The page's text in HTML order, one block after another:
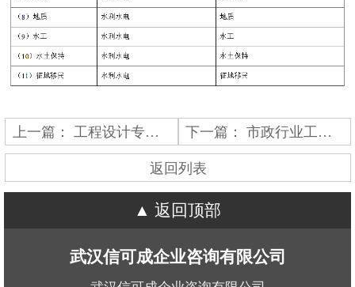
上一篇： 工程设计专项资质 下一篇：市政行业工程设计资质
返回列表
返回顶部
武汉信可成企业咨询有限公司